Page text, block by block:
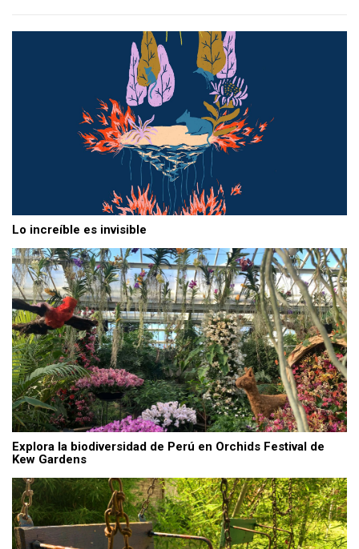
Lo increíble es invisible
Explora la biodiversidad de Perú en Orchids Festival de
Kew Gardens